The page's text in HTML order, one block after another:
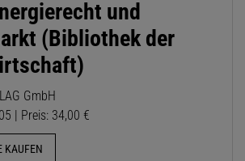
und
(Bibliothek der
GmbH
| Preis: 34,00 €
KAUFEN